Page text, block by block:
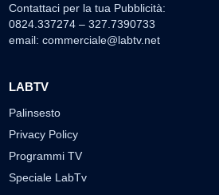
Contattaci per la tua Pubblicità:
0824.337274 – 327.7390733
email: commerciale@labtv.net
LABTV
Palinsesto
Privacy Policy
Programmi TV
Speciale LabTv